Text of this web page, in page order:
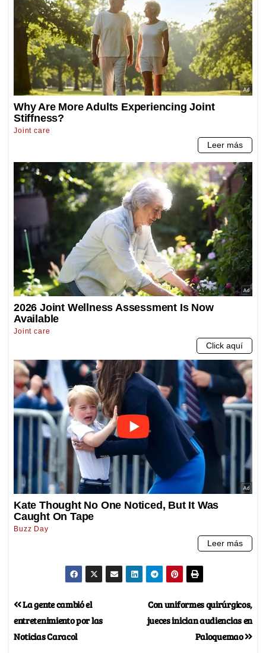
Con uniformes quirúrgicos,
jueces inician audiencias en
Paloquemao
La gente cambió el
entretenimiento por las
Noticias Caracol